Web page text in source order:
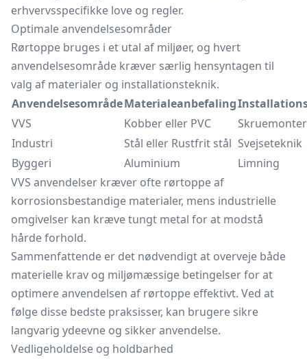
erhvervsspecifikke love og regler.
Optimale anvendelsesområder
Rørtoppe bruges i et utal af miljøer, og hvert
anvendelsesområde kræver særlig hensyntagen til
valg af materialer og installationsteknik.
AnvendelsesområdeMaterialeanbefaling
VVS
Kobber eller PVC
Industri
Stål eller Rustfrit stål Svejseteknik
Byggeri
Aluminium
Limning
VVS anvendelser kræver ofte rørtoppe af
korrosionsbestandige materialer, mens industrielle
omgivelser kan kræve tungt metal for at modstå
hårde forhold.
Sammenfattende er det nødvendigt at overveje både
materielle krav og miljømæssige betingelser for at
optimere anvendelsen af rørtoppe effektivt. Ved at
følge disse bedste praksisser, kan brugere sikre
langvarig ydeevne og sikker anvendelse.
Vedligeholdelse og holdbarhed